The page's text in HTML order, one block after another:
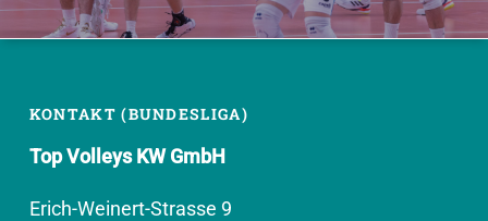
KONTAKT (BUNDESLIGA)
Top Volleys KW GmbH
Erich-Weinert-Strasse 9